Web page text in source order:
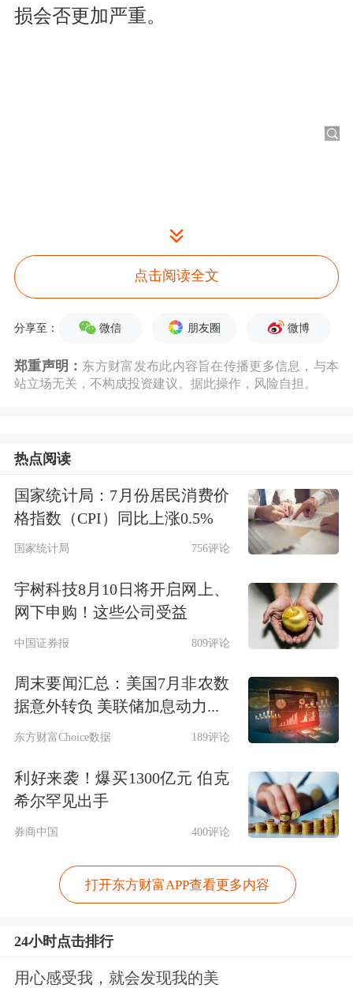
损会否更加严重。
其实，当日大跌的不仅仅是美团一家，
健康跌超17%，快手、
12%，腾讯、 京东跌幅超7%，阿里巴
巴、百度大跌超6%。据数据显示，香
港恒生科技指数的30只成份股的总市值
单日蒸发超13000亿港元。
而这也或许离不开监管动向。7月26
行业社会关注度高、影响面广、群众反
映强烈的热点难点问题，决定开展互联
外卖小哥笑了，美团“难过”
巨头。
7月26日开盘，美团低开低走，资金抛
点击阅读全文
分享至： 微信 朋友圈 微博
郑重声明： 东方财富发布此内容旨在传播更多信息，与本
站立场无关，不构成投资建议。据此操作，风险自担。
热点阅读
国家统计局：7月份居民消费价
格指数（CPI）同比上涨0.5%
国家统计局 756评论
宇树科技8月10日将开启网上、
网下申购！这些公司受益
中国证券报 809评论
周末要闻汇总：美国7月非农数
据意外转负 美联储加息动力...
东方财富Choice数据 189评论
利好来袭！爆买1300亿元 伯克
希尔罕见出手
券商中国 400评论
打开东方财富APP查看更多内容
24小时点击排行
用心感受我，就会发现我的美